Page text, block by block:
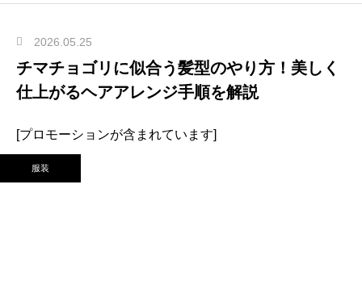
2026.05.25
チマチョゴリに似合う髪型のやり方！美しく
仕上がるヘアアレンジ手順を解説
[プロモーションが含まれています]
服装